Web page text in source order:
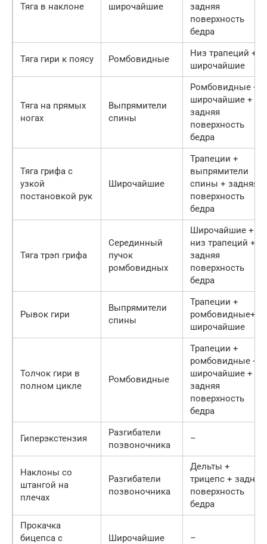
Тяга в наклоне широчайшие
задняя
поверхность
бедра
Тяга гири к поясу Ромбовидные
Низ трапеций +
широчайшие
Тяга на прямых
ногах
Выпрямители
спины
Ромбовидные +
широчайшие +
задняя
поверхность
бедра
Тяга грифа с
узкой
постановкой рук
Широчайшие
Трапеции +
выпрямители
спины + задняя
поверхность
бедра
Тяга трэп грифа
Серединный
пучок
ромбовидных
Широчайшие +
низ трапеций +
задняя
поверхность
бедра
Рывок гири
Выпрямители
спины
Трапеции +
ромбовидные+
широчайшие
Толчок гири в
полном цикле
Ромбовидные
Трапеции +
ромбовидные +
широчайшие +
задняя
поверхность
бедра
Гиперэкстензия
Разгибатели
позвоночника
–
Наклоны со
штангой на
плечах
Разгибатели
позвоночника
Дельты +
трицепс + задняя
поверхность
бедра
Прокачка
бицепса с
Широчайшие –